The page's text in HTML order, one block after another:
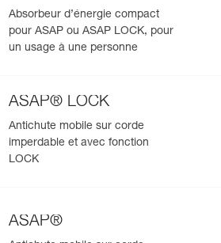
Absorbeur d’énergie compact
pour ASAP ou ASAP LOCK, pour
un usage à une personne
ASAP® LOCK
Antichute mobile sur corde
imperdable et avec fonction
LOCK
ASAP®